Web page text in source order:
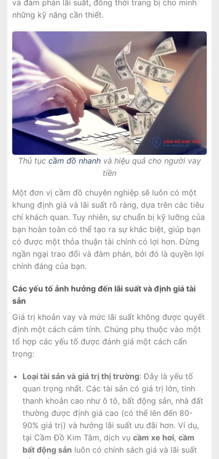
và đàm phán lãi suất, đồng thời trang bị cho mình
những kỹ năng cần thiết.
Thủ tục cầm đồ nhanh và hiệu quả cho người vay
tiền
Một đơn vị cầm đồ chuyên nghiệp sẽ luôn có một
khung định giá và lãi suất rõ ràng, dựa trên các tiêu
chí khách quan. Tuy nhiên, sự chuẩn bị kỹ lưỡng của
bạn hoàn toàn có thể tạo ra sự khác biệt, giúp bạn
có được một thỏa thuận tài chính có lợi hơn. Đừng
ngần ngại trao đổi và đàm phán, bởi đó là quyền lợi
chính đáng của bạn.
Các yếu tố ảnh hưởng đến lãi suất và định giá tài
sản
Giá trị khoản vay và mức lãi suất không được quyết
định một cách cảm tính. Chúng phụ thuộc vào một
tổ hợp các yếu tố được đánh giá một cách cẩn
trọng:
Loại tài sản và giá trị thị trường: Đây là yếu tố
quan trọng nhất. Các tài sản có giá trị lớn, tính
thanh khoản cao như ô tô, bất động sản, nhà đất
thường được định giá cao (có thể lên đến 80-
90% giá trị) và hưởng lãi suất ưu đãi hơn. Ví dụ,
tại Cầm Đồ Kim Tâm, dịch vụ cầm xe hơi, cầm
bất động sản luôn có chính sách giá và lãi suất